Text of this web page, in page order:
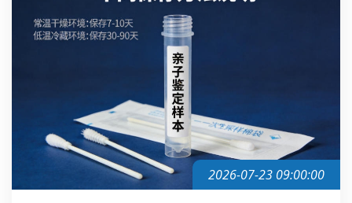
2026-07-23 09:00:00